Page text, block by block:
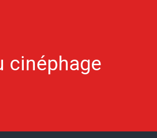
cinéphage